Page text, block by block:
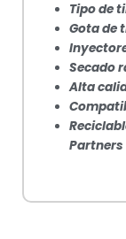
Tipo de
Gota de
Secado
Alta
Partners